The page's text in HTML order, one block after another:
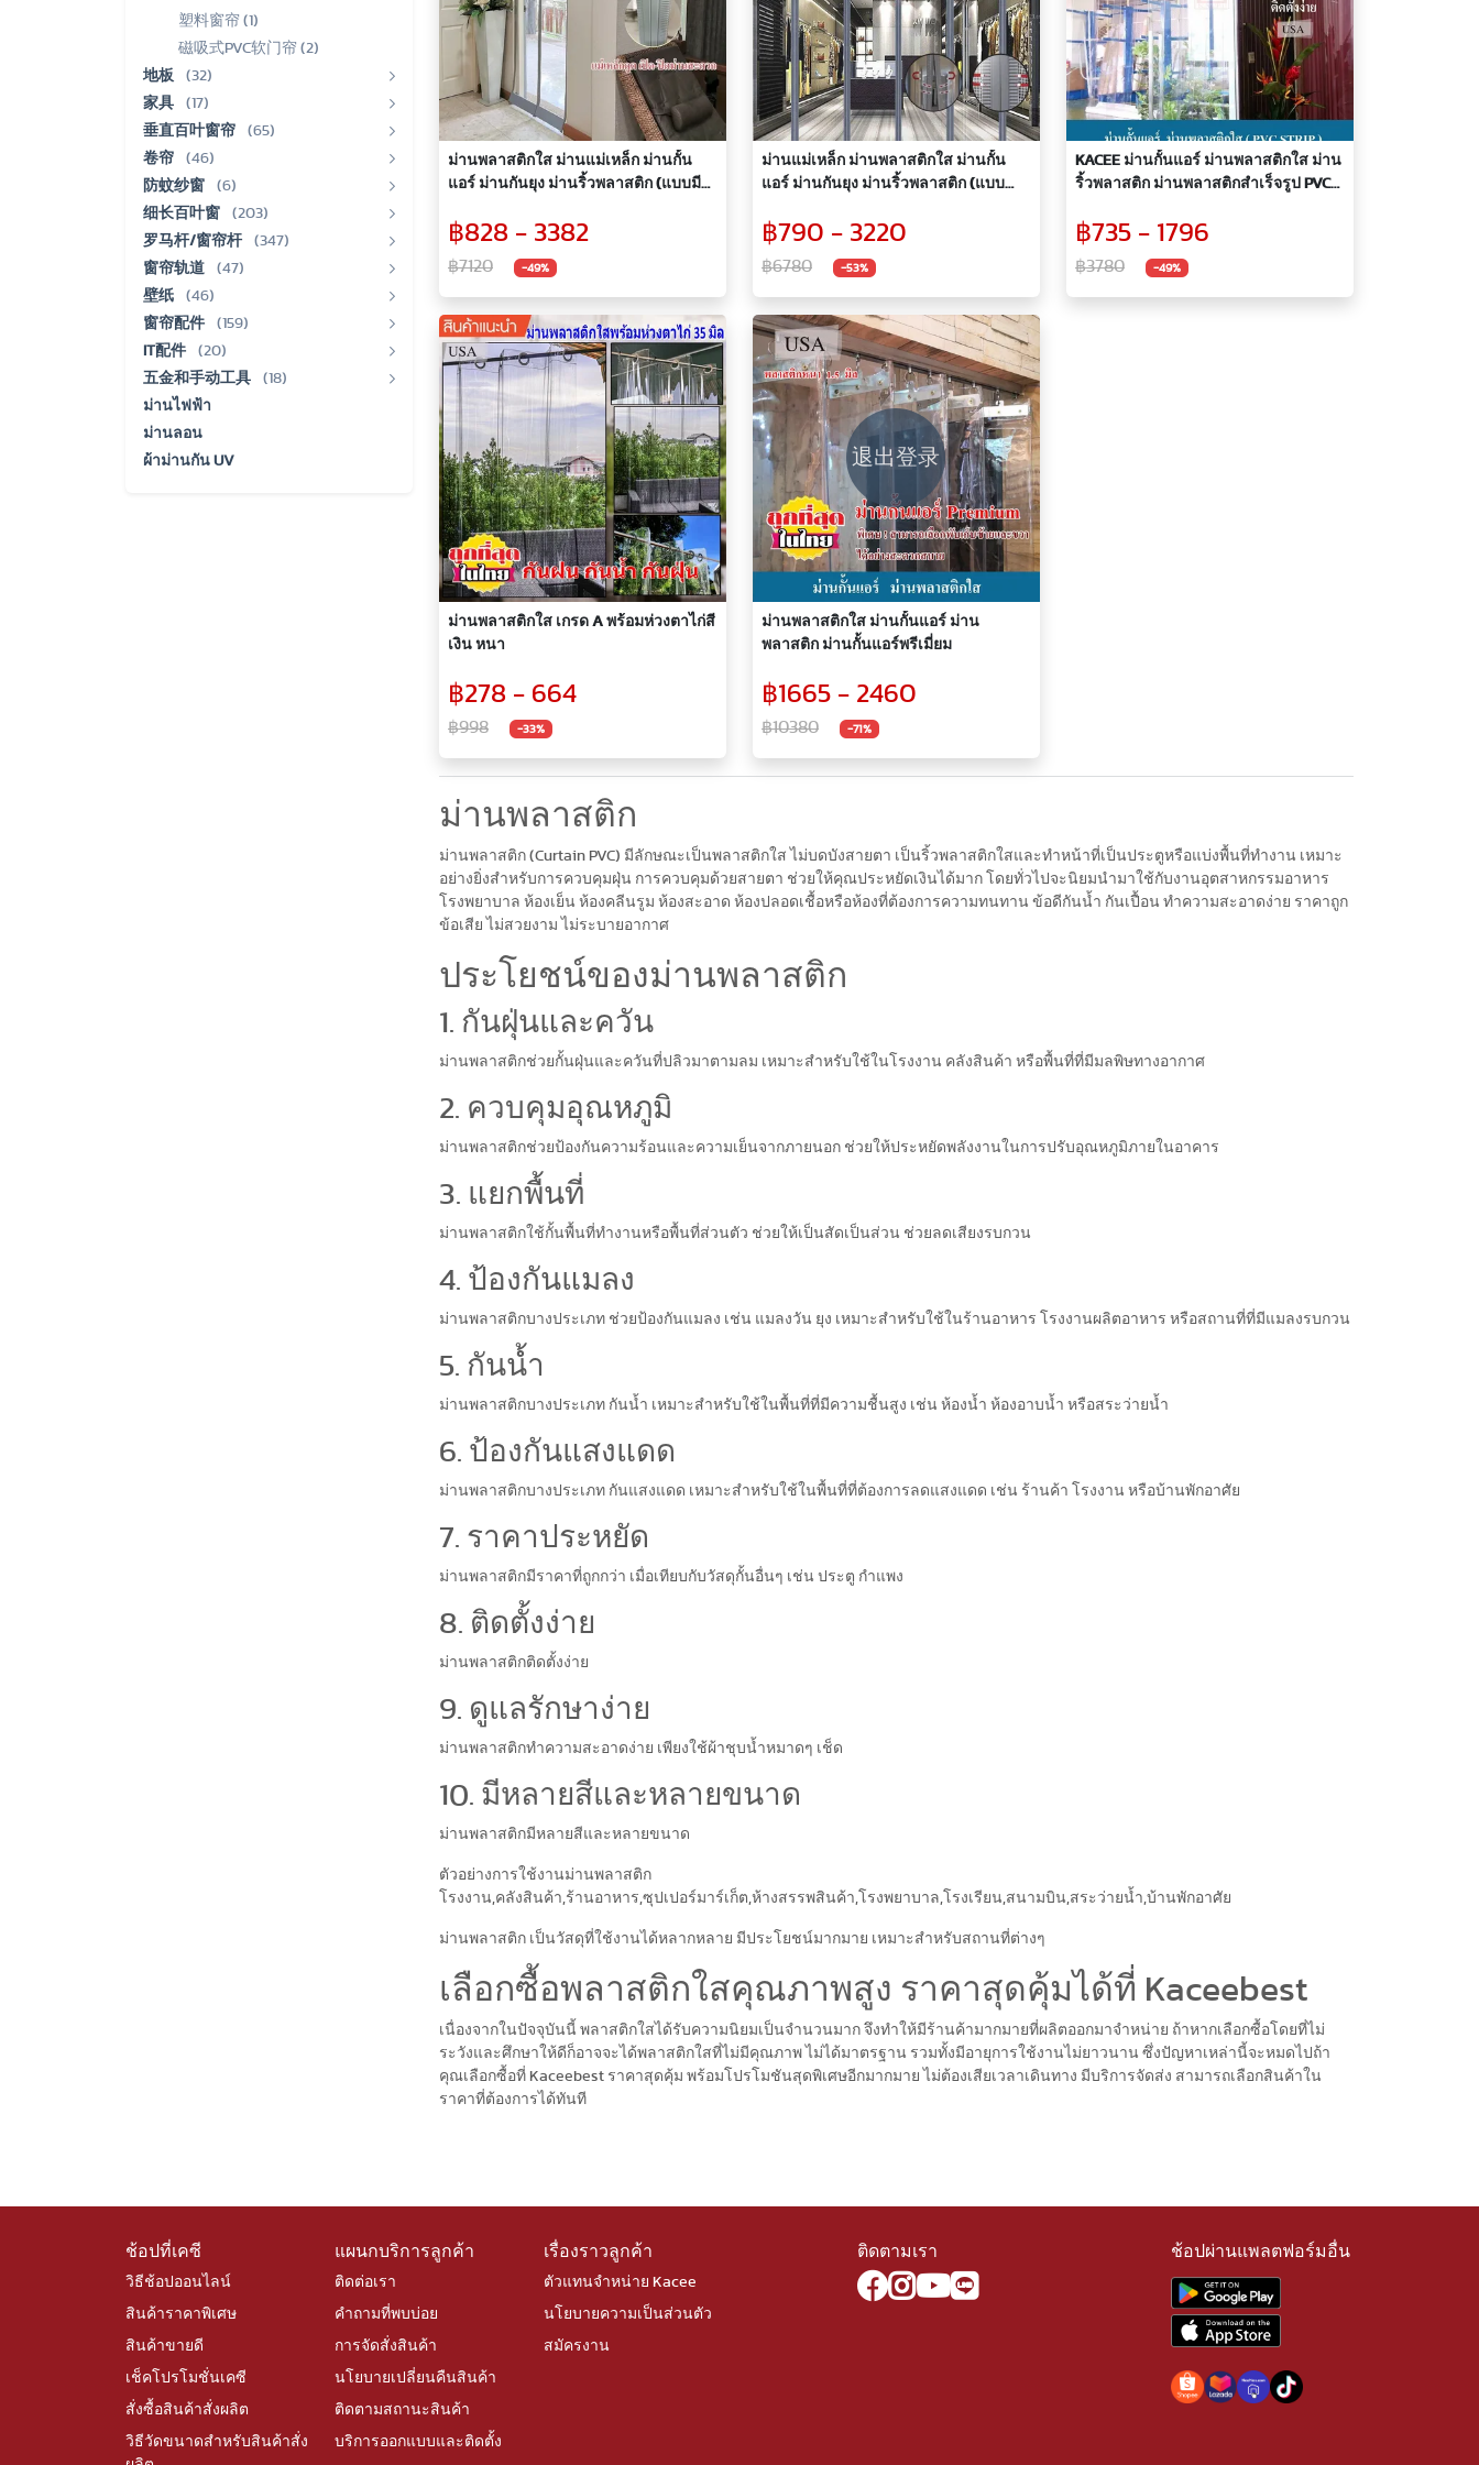
塑料窗帘 (1)
磁吸式PVC软门帘 (2)
地板
(32)
家具
(17)
垂直百叶窗帘
(65)
卷帘
(46)
防蚊纱窗
(6)
细长百叶窗
(203)
罗马杆/窗帘杆
(347)
窗帘轨道
(47)
壁纸
(46)
窗帘配件
(159)
IT配件
(20)
五金和手动工具
(18)
ม่านไฟฟ้า
ม่านลอน
ผ้าม่านกัน UV
ม่านพลาสติกใส ม่านแม่เหล็ก ม่านกั้น
แอร์ ม่านกันยุง ม่านริ้วพลาสติก (แบบมี
฿828 - 3382
฿7120 -49%
ม่านแม่เหล็ก ม่านพลาสติกใส ม่านกั้น
แอร์ ม่านกันยุง ม่านริ้วพลาสติก (แบบ
฿790 - 3220
฿6780 -53%
KACEE ม่านกั้นแอร์ ม่านพลาสติกใส ม่าน
ริ้วพลาสติก ม่านพลาสติกสำเร็จรูป PVC
฿735 - 1796
฿3780 -49%
ม่านพลาสติกใส เกรด A พร้อมห่วงตาไก่สี
เงิน หนา
฿278 - 664
฿998 -33%
退出登录
ม่านพลาสติกใส ม่านกั้นแอร์ ม่าน
พลาสติก ม่านกั้นแอร์พรีเมี่ยม
฿1665 - 2460
฿10380 -71%
ม่านพลาสติก
ม่านพลาสติก (Curtain PVC) มีลักษณะเป็นพลาสติกใส ไม่บดบังสายตา เป็นริ้วพลาสติกใสและทำหน้าที่เป็นประตูหรือแบ่งพื้นที่ทำงาน เหมาะ
อย่างยิ่งสำหรับการควบคุมฝุ่น การควบคุมด้วยสายตา ช่วยให้คุณประหยัดเงินได้มาก โดยทั่วไปจะนิยมนำมาใช้กับงานอุตสาหกรรมอาหาร
โรงพยาบาล ห้องเย็น ห้องคลีนรูม ห้องสะอาด ห้องปลอดเชื้อหรือห้องที่ต้องการความทนทาน ข้อดีกันน้ำ กันเปื้อน ทำความสะอาดง่าย ราคาถูก
ข้อเสีย ไม่สวยงาม ไม่ระบายอากาศ
ประโยชน์ของม่านพลาสติก
1. กันฝุ่นและควัน
ม่านพลาสติกช่วยกั้นฝุ่นและควันที่ปลิวมาตามลม เหมาะสำหรับใช้ในโรงงาน คลังสินค้า หรือพื้นที่ที่มีมลพิษทางอากาศ
2. ควบคุมอุณหภูมิ
ม่านพลาสติกช่วยป้องกันความร้อนและความเย็นจากภายนอก ช่วยให้ประหยัดพลังงานในการปรับอุณหภูมิภายในอาคาร
3. แยกพื้นที่
ม่านพลาสติกใช้กั้นพื้นที่ทำงานหรือพื้นที่ส่วนตัว ช่วยให้เป็นสัดเป็นส่วน ช่วยลดเสียงรบกวน
4. ป้องกันแมลง
ม่านพลาสติกบางประเภท ช่วยป้องกันแมลง เช่น แมลงวัน ยุง เหมาะสำหรับใช้ในร้านอาหาร โรงงานผลิตอาหาร หรือสถานที่ที่มีแมลงรบกวน
5. กันน้ำ
ม่านพลาสติกบางประเภท กันน้ำ เหมาะสำหรับใช้ในพื้นที่ที่มีความชื้นสูง เช่น ห้องน้ำ ห้องอาบน้ำ หรือสระว่ายน้ำ
6. ป้องกันแสงแดด
ม่านพลาสติกบางประเภท กันแสงแดด เหมาะสำหรับใช้ในพื้นที่ที่ต้องการลดแสงแดด เช่น ร้านค้า โรงงาน หรือบ้านพักอาศัย
7. ราคาประหยัด
ม่านพลาสติกมีราคาที่ถูกกว่า เมื่อเทียบกับวัสดุกั้นอื่นๆ เช่น ประตู กำแพง
8. ติดตั้งง่าย
ม่านพลาสติกติดตั้งง่าย
9. ดูแลรักษาง่าย
ม่านพลาสติกทำความสะอาดง่าย เพียงใช้ผ้าชุบน้ำหมาดๆ เช็ด
10. มีหลายสีและหลายขนาด
ม่านพลาสติกมีหลายสีและหลายขนาด
ตัวอย่างการใช้งานม่านพลาสติก
โรงงาน,คลังสินค้า,ร้านอาหาร,ซุปเปอร์มาร์เก็ต,ห้างสรรพสินค้า,โรงพยาบาล,โรงเรียน,สนามบิน,สระว่ายน้ำ,บ้านพักอาศัย
ม่านพลาสติก เป็นวัสดุที่ใช้งานได้หลากหลาย มีประโยชน์มากมาย เหมาะสำหรับสถานที่ต่างๆ
เลือกซื้อพลาสติกใสคุณภาพสูง ราคาสุดคุ้มได้ที่ Kaceebest
เนื่องจากในปัจจุบันนี้ พลาสติกใสได้รับความนิยมเป็นจำนวนมาก จึงทำให้มีร้านค้ามากมายที่ผลิตออกมาจำหน่าย ถ้าหากเลือกซื้อโดยที่ไม่
ระวังและศึกษาให้ดีก็อาจจะได้พลาสติกใสที่ไม่มีคุณภาพ ไม่ได้มาตรฐาน รวมทั้งมีอายุการใช้งานไม่ยาวนาน ซึ่งปัญหาเหล่านี้จะหมดไปถ้า
คุณเลือกซื้อที่ Kaceebest ราคาสุดคุ้ม พร้อมโปรโมชันสุดพิเศษอีกมากมาย ไม่ต้องเสียเวลาเดินทาง มีบริการจัดส่ง สามารถเลือกสินค้าใน
ราคาที่ต้องการได้ทันที
ช้อปที่เคซี
วิธีช้อปออนไลน์
สินค้าราคาพิเศษ
สินค้าขายดี
เช็คโปรโมชั่นเคซี
สั่งซื้อสินค้าสั่งผลิต
วิธีวัดขนาดสำหรับสินค้าสั่ง
แผนกบริการลูกค้า
ติดต่อเรา
คำถามที่พบบ่อย
การจัดสั่งสินค้า
นโยบายเปลี่ยนคืนสินค้า
ติดตามสถานะสินค้า
บริการออกแบบและติดตั้ง
เรื่องราวลูกค้า
ตัวแทนจำหน่าย Kacee
นโยบายความเป็นส่วนตัว
สมัครงาน
ติดตามเรา ช้อปผ่านแพลตฟอร์มอื่น